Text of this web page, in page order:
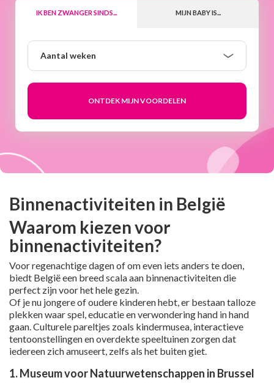
IK BEN ZWANGER SINDS... MIJN BABY IS...
Aantal weken
Binnenactiviteiten in België
Waarom kiezen voor
binnenactiviteiten?
Voor regenachtige dagen of om even iets anders te doen,
biedt België een breed scala aan binnenactiviteiten die
perfect zijn voor het hele gezin.
Of je nu jongere of oudere kinderen hebt, er bestaan talloze
plekken waar spel, educatie en verwondering hand in hand
gaan. Culturele pareltjes zoals kindermusea, interactieve
tentoonstellingen en overdekte speeltuinen zorgen dat
iedereen zich amuseert, zelfs als het buiten giet.
1. Museum voor Natuurwetenschappen in Brussel